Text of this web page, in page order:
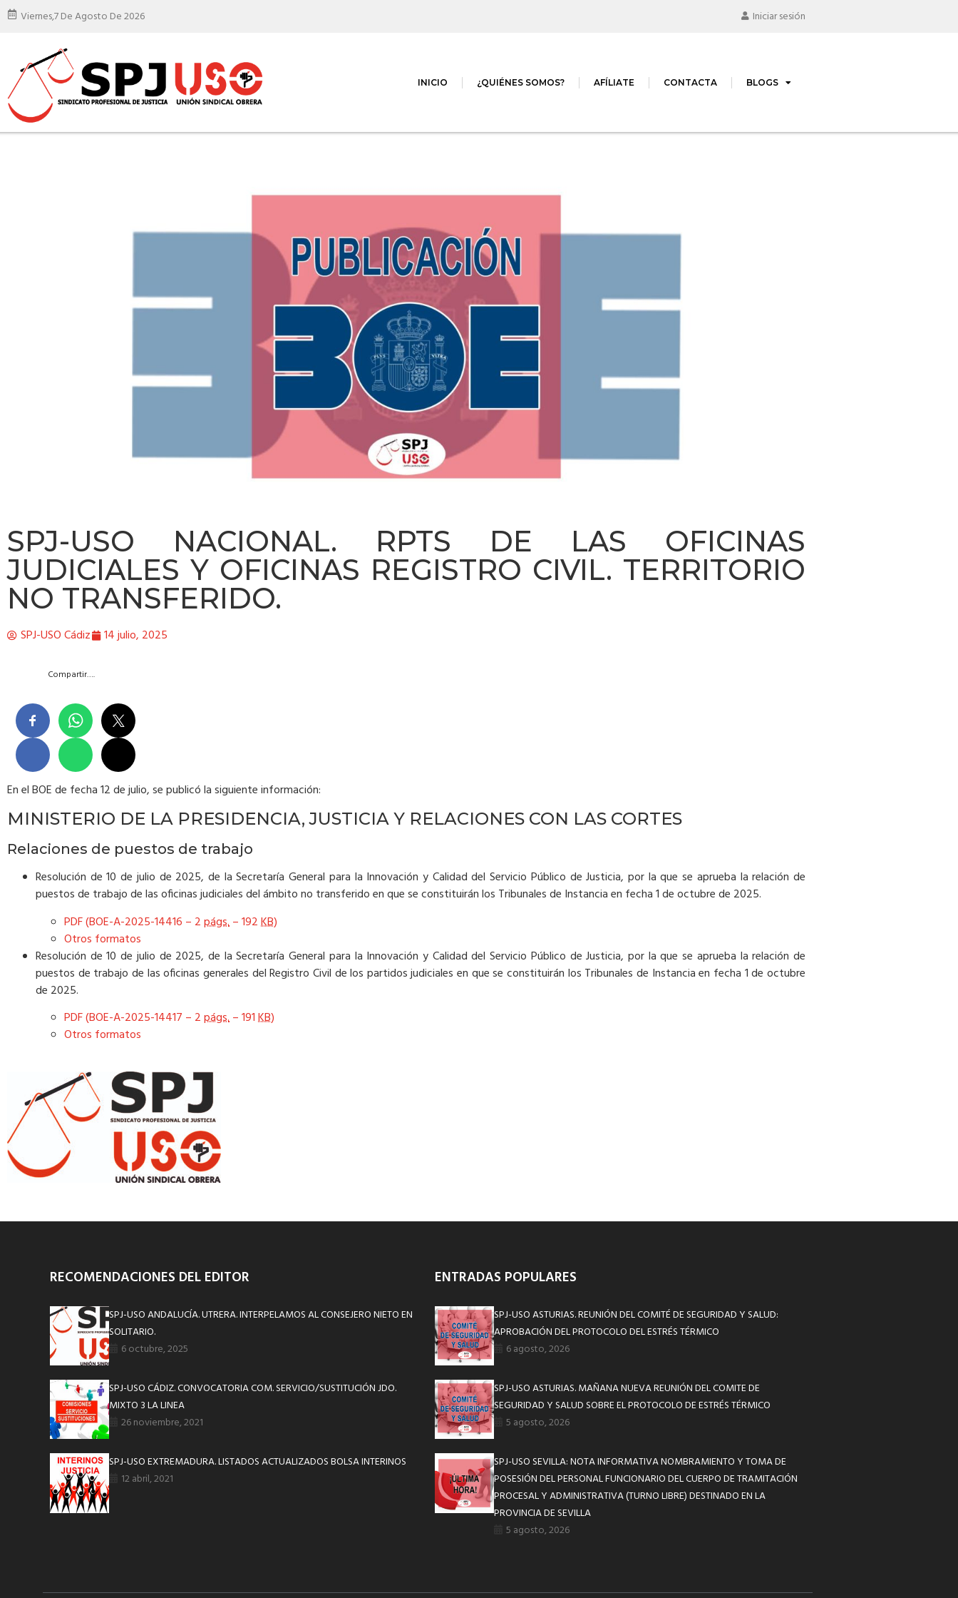
Viernes,7 De Agosto De 2026 Iniciar sesión
INICIO ¿QUIÉNES SOMOS? AFÍLIATE CONTACTA BLOGS
SPJ-USO NACIONAL. RPTS DE LAS OFICINAS
JUDICIALES Y OFICINAS REGISTRO CIVIL. TERRITORIO
NO TRANSFERIDO.
SPJ-USO Cádiz 14 julio, 2025
Compartir….
En el BOE de fecha 12 de julio, se publicó la siguiente información:
MINISTERIO DE LA PRESIDENCIA, JUSTICIA Y RELACIONES CON LAS CORTES
Relaciones de puestos de trabajo
Resolución de 10 de julio de 2025, de la Secretaría General para la Innovación y Calidad del Servicio Público de Justicia, por la que se aprueba la relación de
puestos de trabajo de las oficinas judiciales del ámbito no transferido en que se constituirán los Tribunales de Instancia en fecha 1 de octubre de 2025.
PDF (BOE-A-2025-14416 – 2págs.– 192KB)
Otros formatos
Resolución de 10 de julio de 2025, de la Secretaría General para la Innovación y Calidad del Servicio Público de Justicia, por la que se aprueba la relación de
puestos de trabajo de las oficinas generales del Registro Civil de los partidos judiciales en que se constituirán los Tribunales de Instancia en fecha 1 de octubre
de 2025.
PDF (BOE-A-2025-14417 – 2págs.– 191KB)
Otros formatos
RECOMENDACIONES DEL EDITOR
SPJ-USO ANDALUCÍA. UTRERA. INTERPELAMOS AL CONSEJERO NIETO EN
SOLITARIO.
6 octubre, 2025
SPJ-USO CÁDIZ. CONVOCATORIA COM. SERVICIO/SUSTITUCIÓN JDO.
MIXTO 3 LA LINEA
26 noviembre, 2021
SPJ-USO EXTREMADURA. LISTADOS ACTUALIZADOS BOLSA INTERINOS
12 abril, 2021
ENTRADAS POPULARES
SPJ-USO ASTURIAS. REUNIÓN DEL COMITÉ DE SEGURIDAD Y SALUD:
APROBACIÓN DEL PROTOCOLO DEL ESTRÉS TÉRMICO
6 agosto, 2026
SPJ-USO ASTURIAS. MAÑANA NUEVA REUNIÓN DEL COMITE DE
SEGURIDAD Y SALUD SOBRE EL PROTOCOLO DE ESTRÉS TÉRMICO
5 agosto, 2026
SPJ-USO SEVILLA: NOTA INFORMATIVA NOMBRAMIENTO Y TOMA DE
POSESIÓN DEL PERSONAL FUNCIONARIO DEL CUERPO DE TRAMITACIÓN
PROCESAL Y ADMINISTRATIVA (TURNO LIBRE) DESTINADO EN LA
PROVINCIA DE SEVILLA
5 agosto, 2026